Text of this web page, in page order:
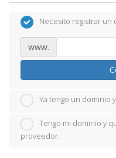
Necesito registrar un
www.
Ya tengo un dominio
Tengo mi dominio y
proveedor.